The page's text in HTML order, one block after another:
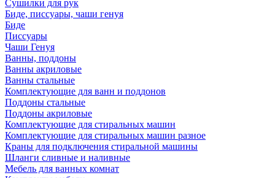
Сушилки для рук
Биде, писсуары, чаши генуя
Биде
Писсуары
Чаши Генуя
Ванны, поддоны
Ванны акриловые
Ванны стальные
Комплектующие для ванн и поддонов
Поддоны стальные
Поддоны акриловые
Комплектующие для стиральных машин
Комплектующие для стиральных машин разное
Краны для подключения стиральной машины
Шланги сливные и наливные
Мебель для ванных комнат